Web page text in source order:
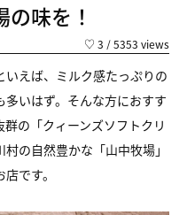
味を！
♡ 3 / 5353 views
えば、ミルク感たっぷりの
いはず。そんな方におすす
の「クィーンズソフトクリ
の自然豊かな「山中牧場」
です。